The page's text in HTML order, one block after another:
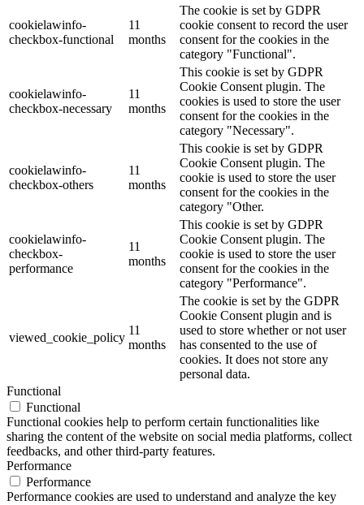
cookielawinfo-
checkbox-functional
11
months
The cookie is set by GDPR
cookie consent to record the user
consent for the cookies in the
category "Functional".
cookielawinfo-
checkbox-necessary
11
months
This cookie is set by GDPR
Cookie Consent plugin. The
cookies is used to store the user
consent for the cookies in the
category "Necessary".
cookielawinfo-
checkbox-others
11
months
This cookie is set by GDPR
Cookie Consent plugin. The
cookie is used to store the user
consent for the cookies in the
category "Other.
cookielawinfo-
checkbox-
performance
11
months
This cookie is set by GDPR
Cookie Consent plugin. The
cookie is used to store the user
consent for the cookies in the
category "Performance".
viewed_cookie_policy
11
months
The cookie is set by the GDPR
Cookie Consent plugin and is
used to store whether or not user
has consented to the use of
cookies. It does not store any
personal data.
Functional
Functional
Functional cookies help to perform certain functionalities like
sharing the content of the website on social media platforms, collect
feedbacks, and other third-party features.
Performance
Performance
Performance cookies are used to understand and analyze the key